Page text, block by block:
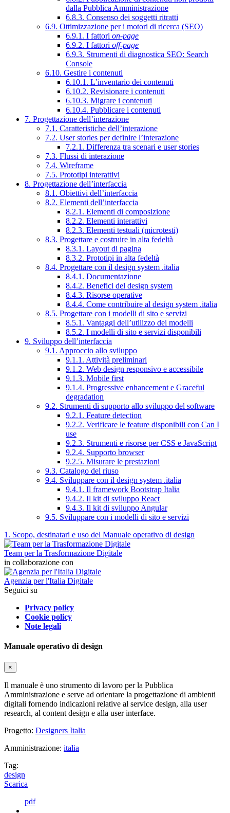
dalla Pubblica Amministrazione
6.8.3. Consenso dei soggetti ritratti
6.9. Ottimizzazione per i motori di ricerca (SEO)
6.9.1. I fattori on-page
6.9.2. I fattori off-page
6.9.3. Strumenti di diagnostica SEO: Search
Console
6.10. Gestire i contenuti
6.10.1. L’inventario dei contenuti
6.10.2. Revisionare i contenuti
6.10.3. Migrare i contenuti
6.10.4. Pubblicare i contenuti
7. Progettazione dell’interazione
7.1. Caratteristiche dell’interazione
7.2. User stories per definire l’interazione
7.2.1. Differenza tra scenari e user stories
7.3. Flussi di interazione
7.4. Wireframe
7.5. Prototipi interattivi
8. Progettazione dell’interfaccia
8.1. Obiettivi dell’interfaccia
8.2. Elementi dell’interfaccia
8.2.1. Elementi di composizione
8.2.2. Elementi interattivi
8.2.3. Elementi testuali (microtesti)
8.3. Progettare e costruire in alta fedeltà
8.3.1. Layout di pagina
8.3.2. Prototipi in alta fedeltà
8.4. Progettare con il design system .italia
8.4.1. Documentazione
8.4.2. Benefici del design system
8.4.3. Risorse operative
8.4.4. Come contribuire al design system .italia
8.5. Progettare con i modelli di sito e servizi
8.5.1. Vantaggi dell’utilizzo dei modelli
8.5.2. I modelli di sito e servizi disponibili
9. Sviluppo dell’interfaccia
9.1. Approccio allo sviluppo
9.1.1. Attività preliminari
9.1.2. Web design responsivo e accessibile
9.1.3. Mobile first
9.1.4. Progressive enhancement e Graceful
degradation
9.2. Strumenti di supporto allo sviluppo del software
9.2.1. Feature detection
9.2.2. Verificare le feature disponibili con Can I
use
9.2.3. Strumenti e risorse per CSS e JavaScript
9.2.4. Supporto browser
9.2.5. Misurare le prestazioni
9.3. Catalogo del riuso
9.4. Sviluppare con il design system .italia
9.4.1. Il framework Bootstrap Italia
9.4.2. Il kit di sviluppo React
9.4.3. Il kit di sviluppo Angular
9.5. Sviluppare con i modelli di sito e servizi
1. Scopo, destinatari e uso del Manuale operativo di design
Team per la Trasformazione Digitale
in collaborazione con
Agenzia per l'Italia Digitale
Seguici su
Privacy policy
Cookie policy
Note legali
Manuale operativo di design
×
Il manuale è uno strumento di lavoro per la Pubblica
Amministrazione e serve ad orientare la progettazione di ambienti
digitali fornendo indicazioni relative al service design, alla user
research, al content design e alla user interface.
Progetto: Designers Italia
Amministrazione: italia
Tag:
design
Scarica
pdf